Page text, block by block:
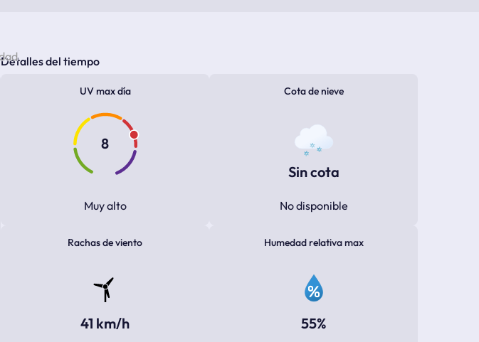
Detalles del tiempo
UV max día
8
Muy alto
Cota de nieve
Sin cota
No disponible
Rachas de viento
41 km/h
Humedad relativa max
55%